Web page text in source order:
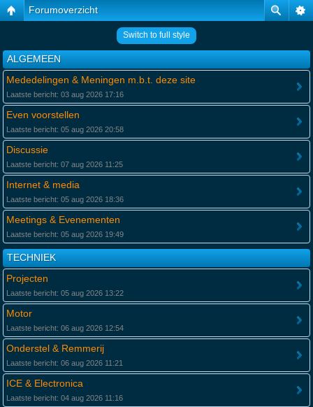
Forumoverzicht
Switch to full style
ALGEMEEN
Mededelingen & Meningen m.b.t. deze site
Laatste bericht: 03 aug 2026 17:16
Even voorstellen
Laatste bericht: 05 aug 2026 20:58
Discussie
Laatste bericht: 07 aug 2026 11:25
Internet & media
Laatste bericht: 05 aug 2026 18:36
Meetings & Evenementen
Laatste bericht: 05 aug 2026 19:49
TECHNIEK
Projecten
Laatste bericht: 05 aug 2026 13:22
Motor
Laatste bericht: 06 aug 2026 12:54
Onderstel & Remmerij
Laatste bericht: 06 aug 2026 11:21
ICE & Electronica
Laatste bericht: 04 aug 2026 11:16